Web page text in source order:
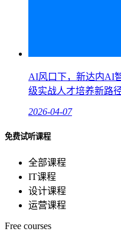
AI风口下，新达内AI
级实战人才培养新路
2026-04-07
免费试听课程
全部课程
IT课程
设计课程
运营课程
Free courses